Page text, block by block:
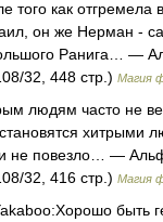
того как отгремела
он же Нерман -
Ранига… —
32, 448 стр.) Магия
людям часто не
хитрыми
не повезло… —
32, 416 стр.) Магия
быть